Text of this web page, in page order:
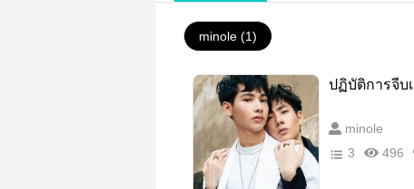
minole (1)
ปฏิบัติการจีบ
minole
3
496